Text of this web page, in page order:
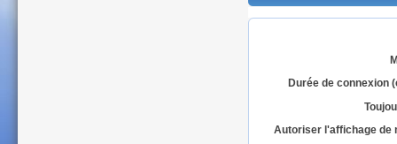
Durée de connexion
Autoriser l'affichage de